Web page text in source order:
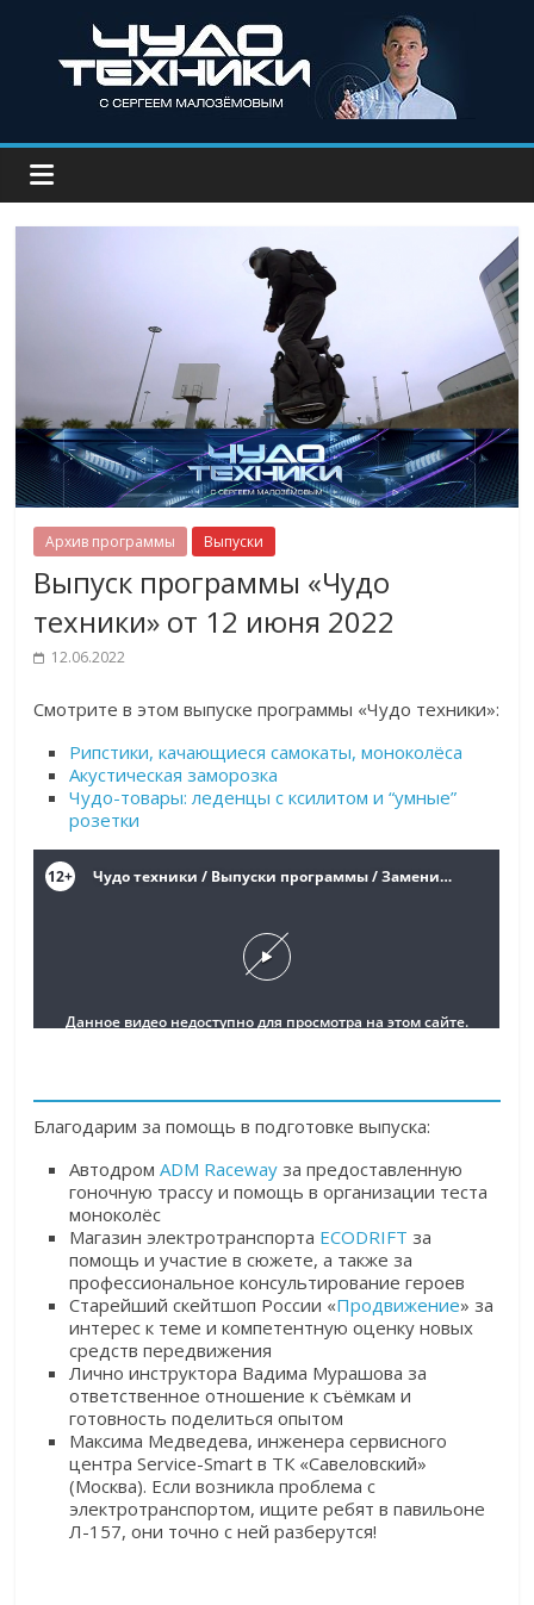
Архив программы Выпуски
Выпуск программы «Чудо
техники» от 12 июня 2022
12.06.2022
Смотрите в этом выпуске программы «Чудо техники»:
Рипстики, качающиеся самокаты, моноколёса
Акустическая заморозка
Чудо-товары:леденцы с ксилитом и “умные”
розетки
Благодарим за помощь в подготовке выпуска:
АвтодромADM Raceway за предоставленную
гоночную трассу и помощь в организации теста
моноколёс
Магазин электротранспорта ECODRIFT за
помощь и участие в сюжете, а также за
профессиональное консультирование героев
Старейший скейтшоп России «Продвижение» за
интерес к теме и компетентную оценку новых
средств передвижения
Лично инструктора Вадима Мурашова за
ответственное отношение к съёмкам и
готовность поделиться опытом
Максима Медведева, инженера сервисного
центра Service-Smart в ТК «Савеловский»
(Москва). Если возникла проблема с
электротранспортом, ищите ребят в павильоне
Л-157, они точно с ней разберутся!